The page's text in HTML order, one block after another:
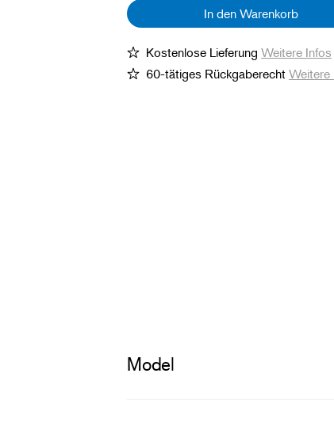
In den Warenkorb
Kostenlose Lieferung Weitere Infos
60-tätiges Rückgaberecht Weitere
Model